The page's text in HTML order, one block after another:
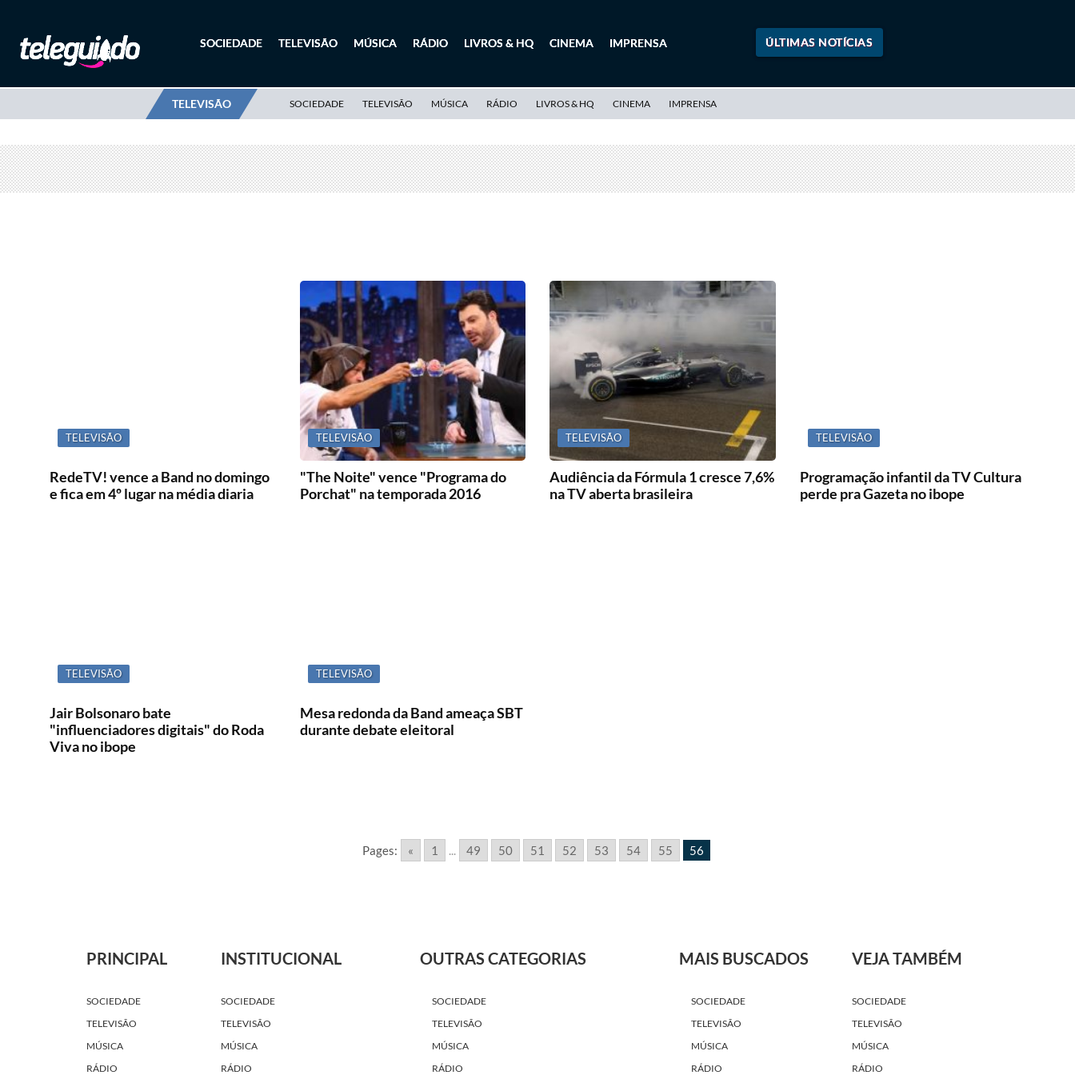
ÚLTIMAS NOTÍCIAS
SOCIEDADE TELEVISÃO MÚSICA RÁDIO LIVROS & HQ CINEMA IMPRENSA
TELEVISÃO SOCIEDADE TELEVISÃO MÚSICA RÁDIO LIVROS & HQ CINEMA IMPRENSA
TELEVISÃO
RedeTV! vence a Band no domingo
e fica em 4º lugar na média diaria
TELEVISÃO
"The Noite" vence "Programa do
Porchat" na temporada 2016
TELEVISÃO
Audiência da Fórmula 1 cresce 7,6%
na TV aberta brasileira
TELEVISÃO
Programação infantil da TV Cultura
perde pra Gazeta no ibope
TELEVISÃO
Jair Bolsonaro bate
"influenciadores digitais" do Roda
Viva no ibope
TELEVISÃO
Mesa redonda da Band ameaça SBT
durante debate eleitoral
Pages: « 1 ... 49 50 51 52 53 54 55 56
PRINCIPAL
SOCIEDADE
TELEVISÃO
MÚSICA
RÁDIO
INSTITUCIONAL
SOCIEDADE
TELEVISÃO
MÚSICA
RÁDIO
OUTRAS CATEGORIAS
SOCIEDADE
TELEVISÃO
MÚSICA
RÁDIO
MAIS BUSCADOS
SOCIEDADE
TELEVISÃO
MÚSICA
RÁDIO
VEJA TAMBÉM
SOCIEDADE
TELEVISÃO
MÚSICA
RÁDIO